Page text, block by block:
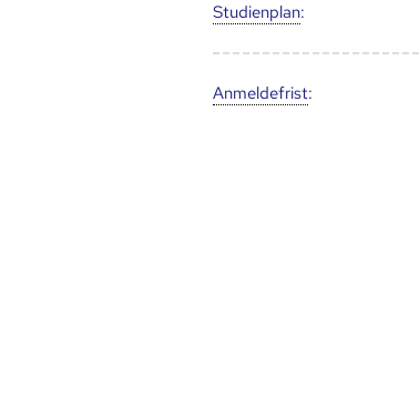
Studien­plan:
Anmelde­frist: